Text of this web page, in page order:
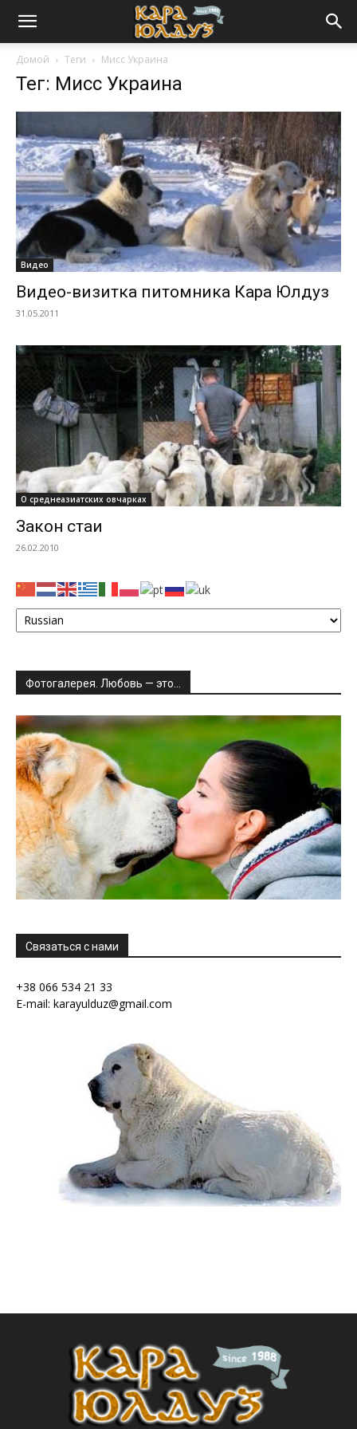
Домой Теги Мисс Украина
Тег: Мисс Украина
Видео
Видео-визитка питомника Кара Юлдуз
31.05.2011
О среднеазиатских овчарках
Закон стаи
26.02.2010
Фотогалерея. Любовь — это…
Связаться с нами
+38 066 534 21 33
E-mail: karayulduz@gmail.com